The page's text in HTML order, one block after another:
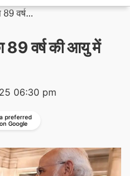
वर्ष...
89 वर्ष की आयु में
06:30 pm
preferred
Google